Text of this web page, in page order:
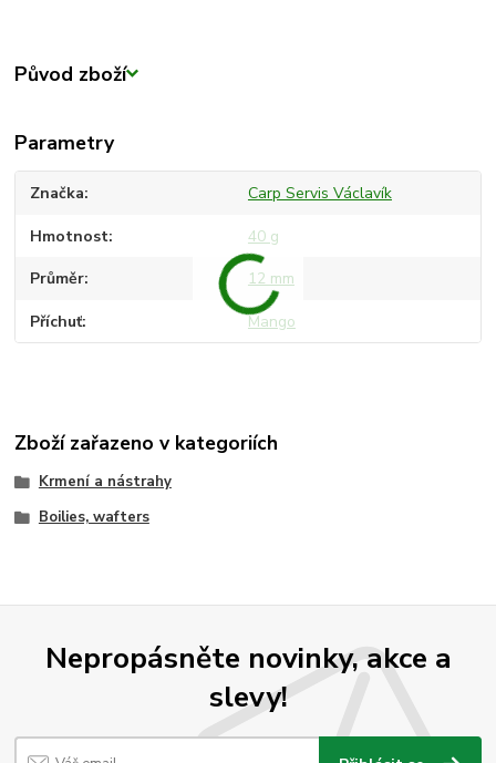
Původ zboží
Parametry
Značka Carp Servis Václavík
Hmotnost 40 g
Průměr 12 mm
Příchuť Mango
Zboží zařazeno v kategoriích
Krmení a nástrahy
Boilies, wafters
Nepropásněte novinky, akce a
slevy!